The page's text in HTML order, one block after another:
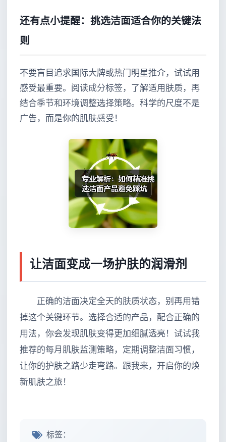
还有点小提醒：挑选洁面适合你的关键法
则
不要盲目追求国际大牌或热门明星推介，试试用
感受最重要。阅读成分标签，了解适用肤质，再
结合季节和环境调整选择策略。科学的尺度不是
广告，而是你的肌肤感受！
让洁面变成一场护肤的润滑剂
正确的洁面决定全天的肤质状态，别再用错
掉这个关键环节。选择合适的产品，配合正确的
用法，你会发现肌肤变得更加细腻透亮！试试我
推荐的每月肌肤监测策略，定期调整洁面习惯，
让你的护肤之路少走弯路。跟我来，开启你的焕
新肌肤之旅！
标签：